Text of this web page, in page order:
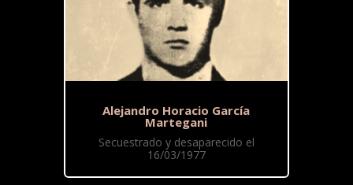
Alejandro Horacio García
Martegani
Secuestrado y desaparecido el
16/03/1977